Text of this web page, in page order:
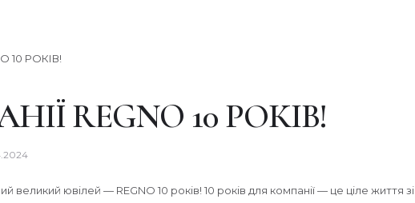
REGNO 10 РОКІВ!
великий ювілей — REGNO 10 років! 10 років для компанії — це ціле життя зі